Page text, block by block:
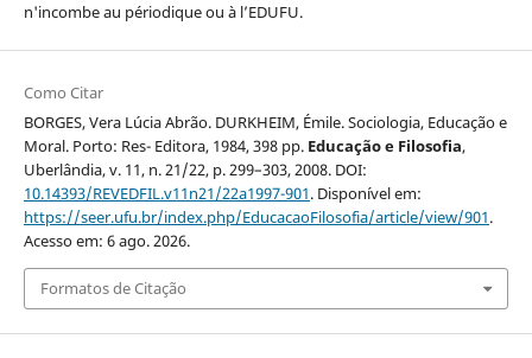
n'incombe au périodique ou à l’EDUFU.
Como Citar
BORGES, Vera Lúcia Abrão. DURKHEIM, Émile. Sociologia, Educação e
Moral. Porto: Res- Editora, 1984, 398 pp. Educação e Filosofia,
Uberlândia, v. 11, n. 21/22, p. 299–303, 2008. DOI:
10.14393/REVEDFIL.v11n21/22a1997-901. Disponível em:
https://seer.ufu.br/index.php/EducacaoFilosofia/article/view/901.
Acesso em: 6 ago. 2026.
Formatos de Citação